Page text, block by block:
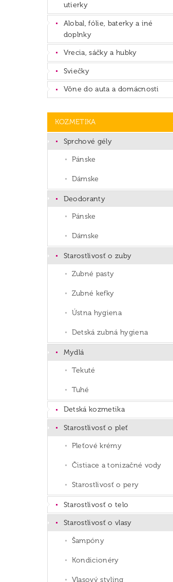
utierky
Alobal, fólie, baterky a iné
doplnky
Vrecia, sáčky a hubky
Sviečky
Vône do auta a domácnosti
KOZMETIKA
Sprchové gély
Pánske
Dámske
Deodoranty
Pánske
Dámske
Starostlivosť o zuby
Zubné pasty
Zubné kefky
Ústna hygiena
Detská zubná hygiena
Mydlá
Tekuté
Tuhé
Detská kozmetika
Starostlivosť o pleť
Pleťové krémy
Čistiace a tonizačné vody
Starostlivosť o pery
Starostlivosť o telo
Starostlivosť o vlasy
Šampóny
Kondicionéry
Vlasový styling